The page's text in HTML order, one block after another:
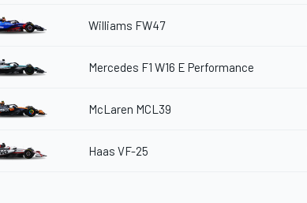
Williams FW47
Mercedes F1 W16 E Performance
McLaren MCL39
Haas VF-25